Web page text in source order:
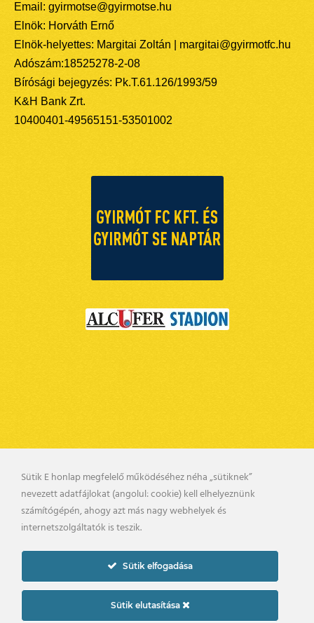
Email: gyirmotse@gyirmotse.hu
Elnök: Horváth Ernő
Elnök-helyettes: Margitai Zoltán | margitai@gyirmotfc.hu
Adószám:18525278-2-08
Bírósági bejegyzés: Pk.T.61.126/1993/59
K&H Bank Zrt.
10400401-49565151-53501002
BELSŐ VISSZAÉLÉS BEJELENTÉSI RENDSZER
KAPCSOLAT
UTÁNPÓTLÁS
PÁLYARENDSZABÁLYOK
ADATKEZELÉSI TÁJÉKOZTATÓ
2019. © gyirmotfc.hu
Sütik E honlap megfelelő működéséhez néha „sütiknek”
nevezett adatfájlokat (angolul: cookie) kell elhelyeznünk
számítógépén, ahogy azt más nagy webhelyek és
internetszolgáltatók is teszik.
Sütik elfogadása
Sütik elutasítása